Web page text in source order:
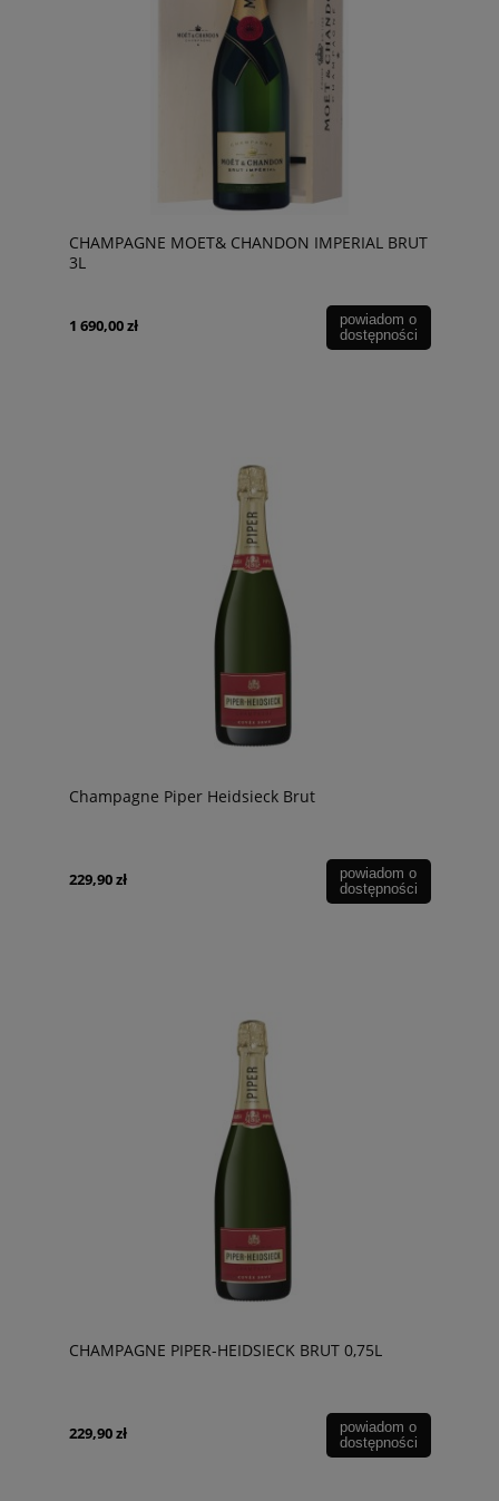
CHAMPAGNE MOET& CHANDON IMPERIAL BRUT
3L
1 690,00 zł
powiadom o
dostępności
Champagne Piper Heidsieck Brut
229,90 zł
powiadom o
dostępności
CHAMPAGNE PIPER-HEIDSIECK BRUT 0,75L
229,90 zł
powiadom o
dostępności